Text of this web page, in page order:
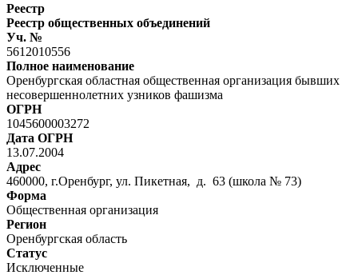
Реестр
Реестр общественных объединений
Уч. №
5612010556
Полное наименование
Оренбургская областная общественная организация бывших
несовершеннолетних узников фашизма
ОГРН
1045600003272
Дата ОГРН
13.07.2004
Адрес
460000, г.Оренбург, ул. Пикетная, д. 63 (школа № 73)
Форма
Общественная организация
Регион
Оренбургская область
Статус
Исключенные